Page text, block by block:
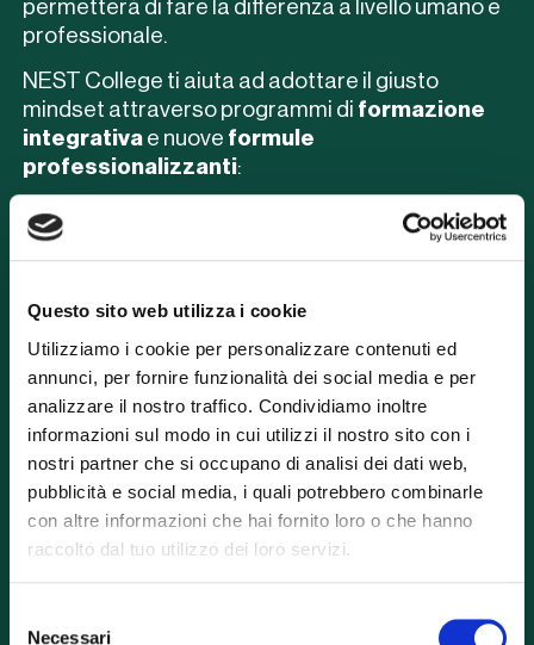
Questo sito web utilizza i cookie
Utilizziamo i cookie per personalizzare contenuti ed
annunci, per fornire funzionalità dei social media e per
analizzare il nostro traffico. Condividiamo inoltre
informazioni sul modo in cui utilizzi il nostro sito con i
nostri partner che si occupano di analisi dei dati web,
pubblicità e social media, i quali potrebbero combinarle
con altre informazioni che hai fornito loro o che hanno
raccolto dal tuo utilizzo dei loro servizi.
Necessari
permetterà di fare la differenza a livello umano e
professionale.
NEST College ti aiuta ad adottare il giusto
mindset attraverso programmi di formazione
integrativa e nuove formule
professionalizzanti:
Vedi i formatori coinvolti